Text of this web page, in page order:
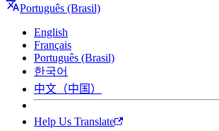
Português (Brasil)
English
Français
Português (Brasil)
한국어
中文（中国）
Help Us Translate